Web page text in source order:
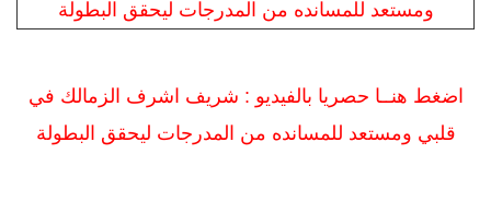
اضغط هنــا حصريا بالفيديو : شريف اشرف الزمالك في
قلبي ومستعد للمسانده من المدرجات ليحقق البطولة